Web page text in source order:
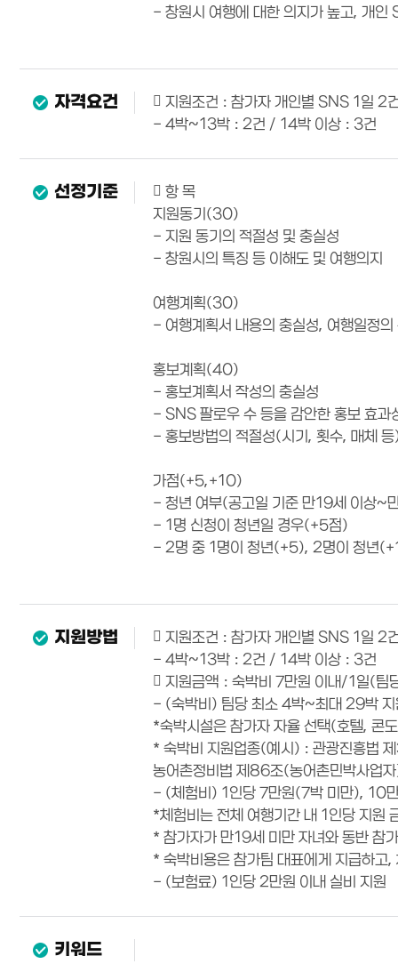
- 창원시 여행에 대한 의지가 높고, 개인
자격요건
 지원조건 : 참가자 개인별 SNS 1일 2
- 4박~13박 : 2건 / 14박 이상 : 3건
선정기준
 항 목
지원동기(30)
- 지원 동기의 적절성 및 충실성
- 창원시의 특징 등 이해도 및 여행의지
여행계획(30)
- 여행계획서 내용의 충실성, 여행일정의
홍보계획(40)
- 홍보계획서 작성의 충실성
- SNS 팔로우 수 등을 감안한 홍보 효과
- 홍보방법의 적절성(시기, 횟수, 매체
가점(+5,+10)
- 청년 여부(공고일 기준 만19세 이상~
- 1명 신청이 청년일 경우(+5점)
- 2명 중 1명이 청년(+5), 2명이 청년
지원방법
 지원조건 : 참가자 개인별 SNS 1일 2
- 4박~13박 : 2건 / 14박 이상 : 3건
 지원금액 : 숙박비 7만원 이내/1일(
- (숙박비) 팀당 최소 4박~최대 29박 지
*숙박시설은 참가자 자율 선택(호텔, 콘
* 숙박비 지원업종(예시) : 관광진흥법
농어촌정비법 제86조(농어촌민박사업
- (체험비) 1인당 7만원(7박 미만), 10만
*체험비는 전체 여행기간 내 1인당 지원
* 참가자가 만19세 미만 자녀와 동반 참
* 숙박비용은 참가팀 대표에게 지급하고,
- (보험료) 1인당 2만원 이내 실비 지원
키워드